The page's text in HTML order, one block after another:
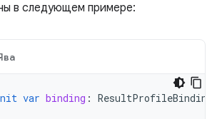
в следующем примере:
var binding : ResultProfileBinding